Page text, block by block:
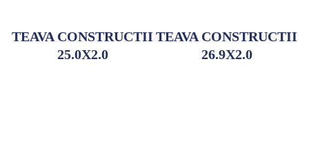
TEAVA CONSTRUCTII
25.0X2.0
TEAVA CONSTRUCTII
26.9X2.0